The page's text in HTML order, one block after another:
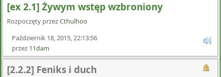
[ex 2.1] Żywym wstęp wzbroniony
Rozpoczęty przezCthulhoo
Październik 18, 2015, 22:13:56
przez 11dam
[2.2.2] Feniks i duch